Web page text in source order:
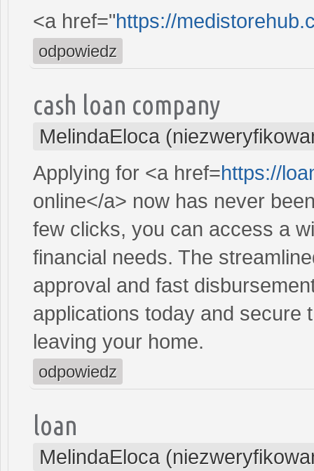
<a href="https://
odpowiedz
cash loan company
MelindaEloca
Applying for <a href=https://
online</a> now has never
few clicks, you can access a
financial needs. The
approval and fast
applications today and secure
leaving your home.
odpowiedz
loan
MelindaEloca